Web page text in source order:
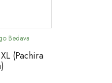
(Pachira